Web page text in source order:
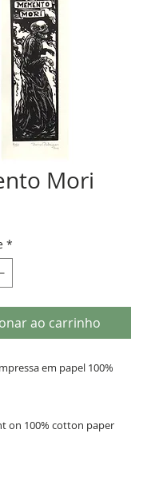
Mori
*
ao carrinho
em papel 100%
on 100% cotton paper